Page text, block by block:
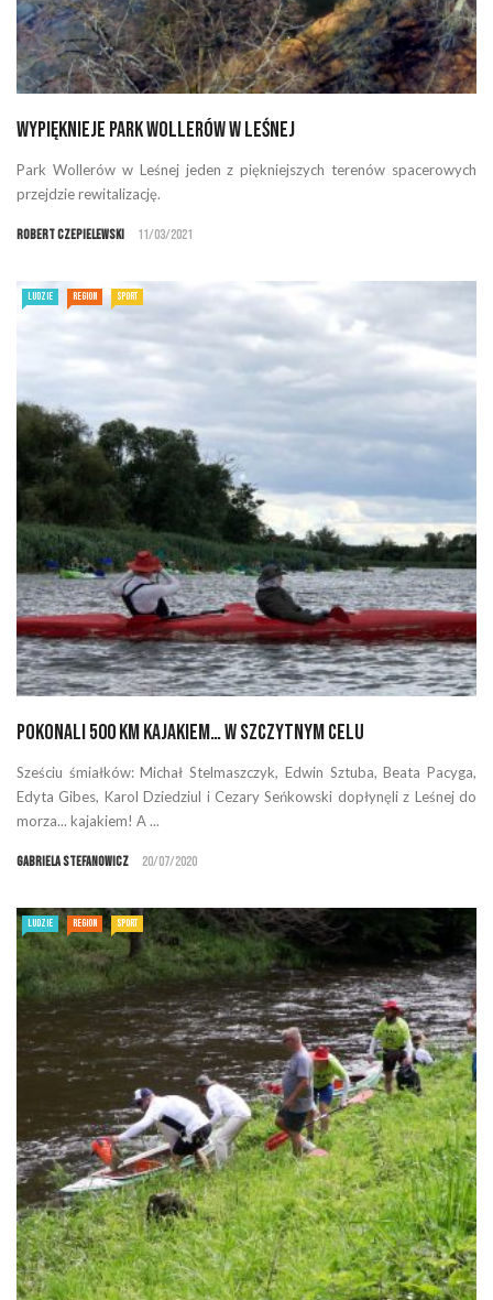
Wypięknieje park Wollerów w Leśnej
Park Wollerów w Leśnej jeden z piękniejszych terenów spacerowych
przejdzie rewitalizację.
Robert Czepielewski 11/03/2021
LUDZIE REGION SPORT
Pokonali 500 km kajakiem… w szczytnym celu
Sześciu śmiałków: Michał Stelmaszczyk, Edwin Sztuba, Beata Pacyga,
Edyta Gibes, Karol Dziedziul i Cezary Seńkowski dopłynęli z Leśnej do
morza... kajakiem! A ...
Gabriela Stefanowicz 20/07/2020
LUDZIE REGION SPORT